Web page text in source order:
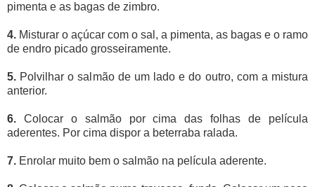
pimenta e as bagas de zimbro.
4. Misturar o açúcar com o sal, a pimenta, as bagas e o ramo
de endro picado grosseiramente.
5. Polvilhar o salmão de um lado e do outro, com a mistura
anterior.
6. Colocar o salmão por cima das folhas de película
aderentes. Por cima dispor a beterraba ralada.
7. Enrolar muito bem o salmão na película aderente.